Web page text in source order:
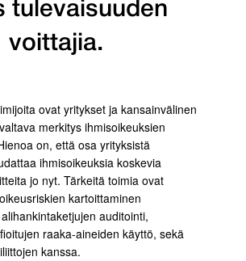
tulevaisuuden
voittajia.
ovat yritykset ja kansainvälinen
merkitys ihmisoikeuksien
on, että osa yrityksistä
ihmisoikeuksia koskevia
jo nyt. Tärkeitä toimia ovat
kartoittaminen
auditointi,
raaka-aineiden käyttö, sekä
kanssa.